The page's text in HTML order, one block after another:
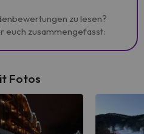
zu lesen?
euch zusammengefasst:
Fotos